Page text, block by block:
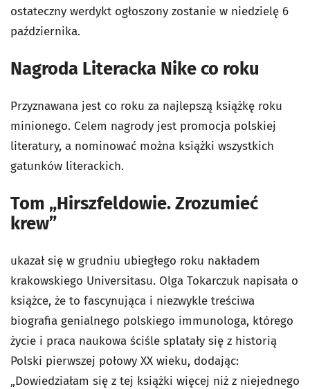
ostateczny werdykt ogłoszony zostanie w niedzielę 6
października.
Nagroda Literacka Nike co roku
Przyznawana jest co roku za najlepszą książkę roku
minionego. Celem nagrody jest promocja polskiej
literatury, a nominować można książki wszystkich
gatunków literackich.
Tom „Hirszfeldowie. Zrozumieć
krew”
ukazał się w grudniu ubiegłego roku nakładem
krakowskiego Universitasu. Olga Tokarczuk napisała o
książce, że to fascynująca i niezwykle treściwa
biografia genialnego polskiego immunologa, którego
życie i praca naukowa ściśle splatały się z historią
Polski pierwszej połowy XX wieku, dodając:
„Dowiedziałam się z tej książki więcej niż z niejednego